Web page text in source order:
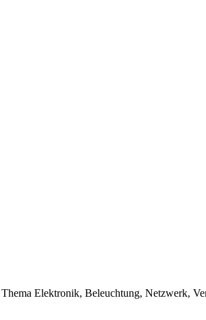
Elektronik, Beleuchtung, Netzwerk,